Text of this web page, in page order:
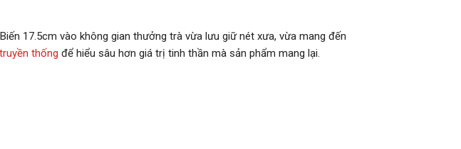
17.5cm vào không gian thưởng trà vừa lưu giữ nét xưa, vừa mang đến
thống để hiểu sâu hơn giá trị tinh thần mà sản phẩm mang lại.